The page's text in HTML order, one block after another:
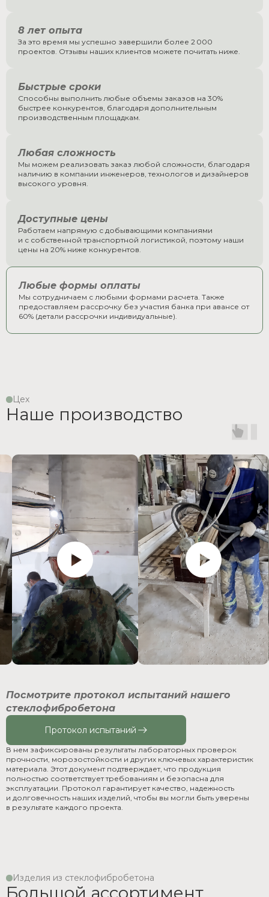
8 лет опыта
За это время мы успешно завершили более 2 000
проектов. Отзывы наших клиентов можете почитать ниже.
Быстрые сроки
Способны выполнить любые объемы заказов на 30%
быстрее конкурентов, благодаря дополнительным
производственным площадкам.
Любая сложность
Мы можем реализовать заказ любой сложности, благодаря
наличию в компании инженеров, технологов и дизайнеров
высокого уровня.
Доступные цены
Работаем напрямую с добывающими компаниями
и с собственной транспортной логистикой, поэтому наши
цены на 20% ниже конкурентов.
Любые формы оплаты
Мы сотрудничаем с любыми формами расчета. Также
предоставляем рассрочку без участия банка при авансе от
60% (детали рассрочки индивидуальные).
Цех
Наше производство
Посмотрите протокол испытаний нашего
стеклофибробетона
Протокол испытаний
В нем зафиксированы результаты лабораторных проверок
прочности, морозостойкости и других ключевых характеристик
материала. Этот документ подтверждает, что продукция
полностью соответствует требованиям и безопасна для
эксплуатации. Протокол гарантирует качество, надежность
и долговечность наших изделий, чтобы вы могли быть уверены
в результате каждого проекта.
Изделия из стеклофибробетона
Большой ассортимент